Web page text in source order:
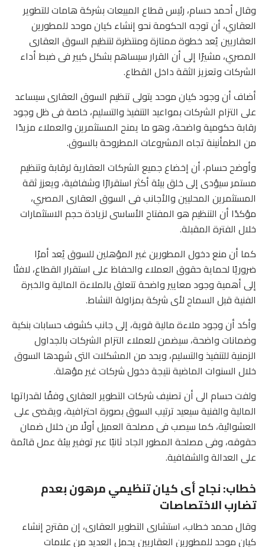
وقال أحمد حسام، رئيس قطاع المبيعات بشركة هامات للتطوير
العقاري، أن توجه الحكومة نحو إنشاء كيان موحد للمطورين
العقاريين يُعد خطوة ممتازة ومنتظرة لتنظيم السوق العقارى
المصري، مشيرًا إلى أن القرار سيساهم بشكل كبير فى ضبط أداء
الشركات وتعزيز الثقة داخل القطاع.
أضاف أن وجود كيان موحد يتولى تنظيم السوق العقارى سيساعد
على التزام الشركات بمواعيد التنفيذ والتسليم، خاصة فى ظل وجود
رقابة حكومية واضحة، وهو ما يمنح المستثمرين والعملاء مزيدًا
من الطمأنينة تجاه المشروعات المطروحة بالسوق.
وأوضح حسام، أن إخضاع جميع الشركات العقارية لرقابة وتنظيم
مستمر سيؤدى إلى خلق بيئة أكثر استقرارًا وشفافية، ويعزز ثقة
المستثمرين المحليين والأجانب فى السوق العقارى المصري،
مؤكدًا أن التنظيم هو المفتاح الأساسى لزيادة حجم الاستثمارات
خلال الفترة المقبلة.
كما أن منع دخول المطورين غير المؤهلين للسوق يُعد أمرًا
ضروريًا لحماية حقوق العملاء والحفاظ على استقرار القطاع، لافتًا
إلى أهمية وجود معايير واضحة تتعلق بالملاءة المالية والخبرة
الفنية قبل السماح لأى شركة بمزاولة النشاط.
وأكد أن وجود ملاءة مالية قوية، إلى جانب كشوف حسابات بنكية
وضمانات واضحة، سيضمن للعملاء التزام الشركات بالجداول
الزمنية للتنفيذ والتسليم، ويحد من المشكلات التى شهدها السوق
خلال السنوات الماضية نتيجة دخول شركات غير مؤهلة.
ولفت حسام الى أن تصنيف شركات التطوير العقارى وفقًا لقدراتها
المالية والفنية سيعيد ترتيب السوق بصورة احترافية، ويقضى على
العشوائية، كما سيصب فى مصلحة العميل أولًا من خلال ضمان
حقوقه، وفى مصلحة المطور الجاد ثانيًا عبر توفير بيئة عمل قائمة
على العدالة والشفافية.
خطاب: نجاح أى كيان تنظيمي مرهون بعدم
تضارب الاختصاصات
وقال محمد خطاب، استشارى التطوير العقارى، إن مقترح إنشاء
كيان موحد للمطورين العقاريين يحمل العديد من علامات